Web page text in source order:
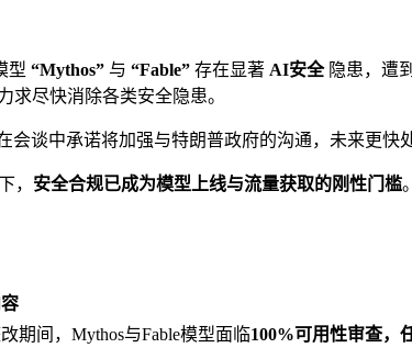
型 “Mythos” 与 “Fable” 存在显著 AI安全隐患，遭
求尽快消除各类安全隐患。
会谈中承诺将加强与特朗普政府的沟通，未来更
， 安全合规已成为模型上线与流量获取的刚性门槛
期间，Mythos与Fable模型面临100%可用性审查，